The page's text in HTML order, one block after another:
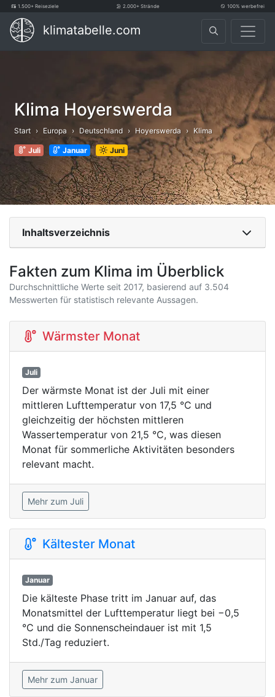
1.500+ Reiseziele 2.000+ Strände 100% werbefrei
klimatabelle.com
Klima Hoyerswerda
Start Europa Deutschland Hoyerswerda Klima
Juli Januar Juni
Inhaltsverzeichnis
Fakten zum Klima im Überblick
Durchschnittliche Werte seit 2017, basierend auf 3.504
Messwerten für statistisch relevante Aussagen.
Wärmster Monat
Juli
Der wärmste Monat ist der Juli mit einer
mittleren Lufttemperatur von 17,5 °C und
gleichzeitig der höchsten mittleren
Wassertemperatur von 21,5 °C, was diesen
Monat für sommerliche Aktivitäten besonders
relevant macht.
Mehr zum Juli
Kältester Monat
Januar
Die kälteste Phase tritt im Januar auf, das
Monatsmittel der Lufttemperatur liegt bei −0,5
°C und die Sonnenscheindauer ist mit 1,5
Std./Tag reduziert.
Mehr zum Januar